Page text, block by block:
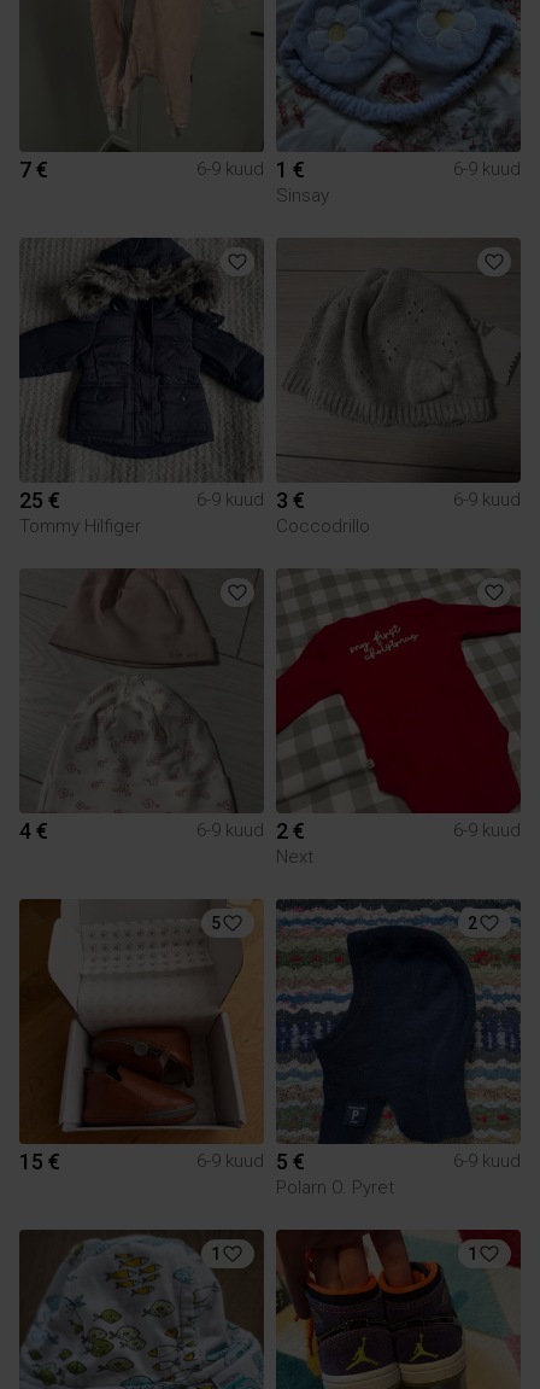
7 € 6-9 kuud 1 €
6-9 kuud
Sinsay
25 €
6-9 kuud
Tommy Hilfiger
3 €
6-9 kuud
Coccodrillo
4 € 6-9 kuud 2 €
6-9 kuud
Next
5
15 € 6-9 kuud
2
5 €
6-9 kuud
Polarn O. Pyret
1 1